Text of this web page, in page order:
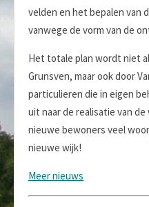
velden en het bepalen van
vanwege de vorm van de
Het totale plan wordt niet
Grunsven, maar ook door
particulieren die in eigen
uit naar de realisatie van
nieuwe bewoners veel
nieuwe wijk!
Meer nieuws